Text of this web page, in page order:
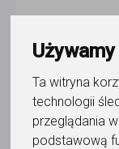
Ta witryna
technologii
przeglądania
podstawową
Powtórka
Ostatnia
ponad 3